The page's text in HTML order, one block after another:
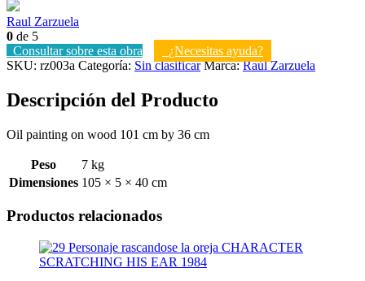
Raul Zarzuela
0 de 5
Consultar sobre esta obra
¿Necesitas ayuda?
SKU: rz003a Categoría: Sin clasificar Marca:Raúl Zarzuela
Descripción del Producto
Oil painting on wood 101 cm by 36 cm
Peso
7 kg
Dimensiones 105 × 5 × 40 cm
Productos relacionados